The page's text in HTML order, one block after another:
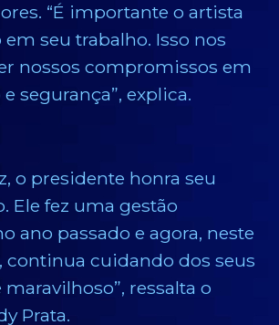
“É importante o artista
seu trabalho. Isso nos
nossos compromissos em
segurança”, explica.
o presidente honra seu
Ele fez uma gestão
ano passado e agora, neste
continua cuidando dos seus
maravilhoso”, ressalta o
Prata.